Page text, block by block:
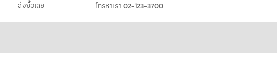
สั่งซื้อเลย โทรหาเรา 02-123-3700